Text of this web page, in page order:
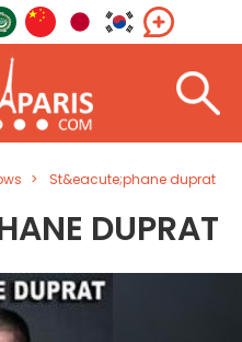
St&eacute;phane duprat
DUPRAT